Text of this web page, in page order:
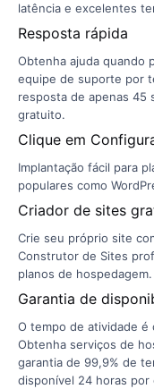
latência e excelentes
Resposta rápida
Obtenha ajuda quando
equipe de suporte por
resposta de apenas 45
gratuito.
Clique em
Implantação fácil para
populares como
Criador de sites
Crie seu próprio site
Construtor de Sites
planos de hospedagem.
Garantia de
O tempo de atividade é
Obtenha serviços de
garantia de 99,9% de
disponível 24 horas por